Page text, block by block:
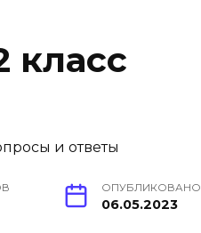
класс
ОПУБЛИКОВАНО
06.05.2023